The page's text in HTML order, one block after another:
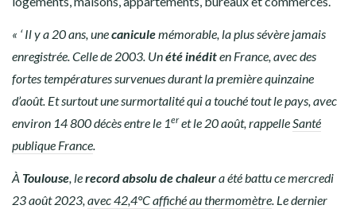
« ‘ Il y a 20 ans, unecaniculemémorable, la plus sévère jamais
enregistrée. Celle de 2003. Unété inéditen France, avec des
fortes températures survenues durant la première quinzaine
d’août. Et surtout une surmortalité qui a touché tout le pays, avec
environ 14 800 décès entre le 1eret le 20 août, rappelleSanté
publique France.
À Toulouse, lerecord absolu de chaleura été battu ce mercredi
23 août 2023,avec 42,4°C affiché au thermomètre. Le dernier